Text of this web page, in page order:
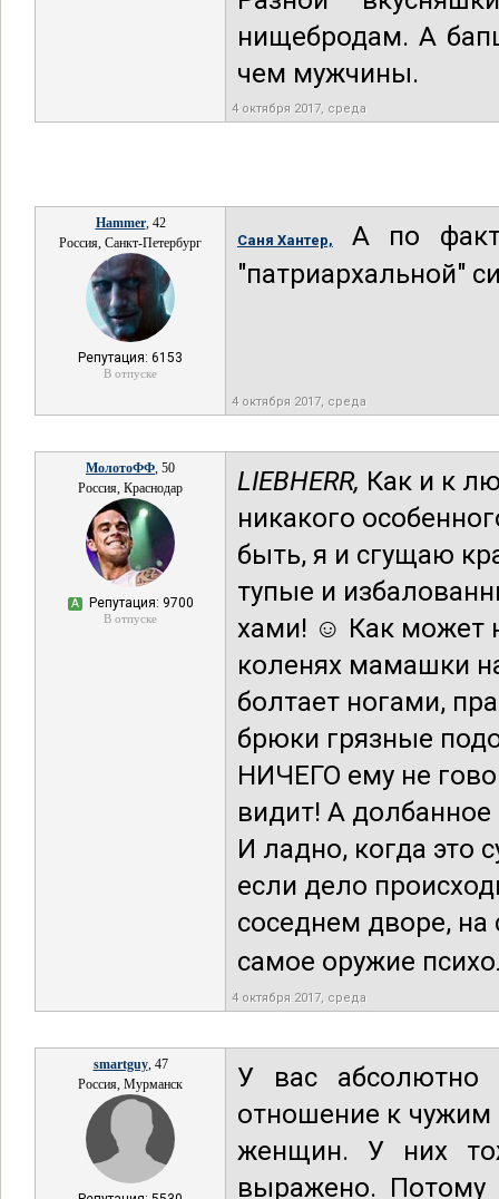
нищебродам. А
чем мужчины.
4 октября 2017, среда
Hammer, 42
Россия, Санкт-Петербург
Репутация: 6153
В отпуске
Саня Хантер,
А по
"патриархальной"
4 октября 2017, среда
МолотоФФ, 50
Россия, Краснодар
А Репутация: 9700
В отпуске
LIEBHERR, Как и к
никакого
быть, я и сгущаю
тупые и
хами! ☺ Как может
коленях мамашки
болтает ногами,
брюки грязные
НИЧЕГО ему не
видит! А
И ладно, когда это
если дело
соседнем дворе,
самое оружие
4 октября 2017, среда
smartguy, 47
Россия, Мурманск
У вас
отношение к чужим
женщин. У них
выражено. Потому